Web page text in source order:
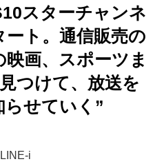
スターチャンネ
ト。通信販売の
画、スポーツま
つけて、放送を
らせていく”
i